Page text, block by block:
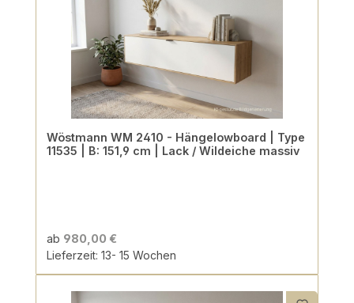
Wöstmann WM 2410 - Hängelowboard | Type
11535 | B: 151,9 cm | Lack / Wildeiche massiv
ab 980,00 €
Lieferzeit: 13- 15 Wochen